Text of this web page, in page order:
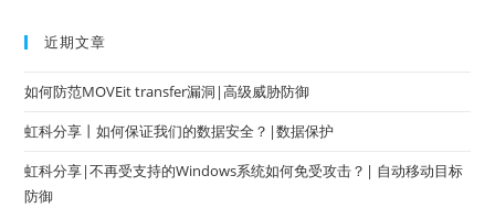
近期文章
如何防范MOVEit transfer漏洞|高级威胁防御
虹科分享丨如何保证我们的数据安全？|数据保护
虹科分享|不再受支持的Windows系统如何免受攻击？| 自动移动目标
防御